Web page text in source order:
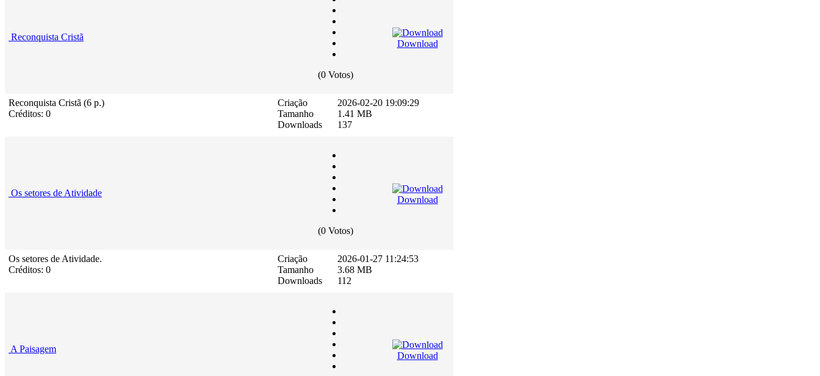
Reconquista Cristã
(0 Votos)
Download
Reconquista Cristã (6 p.)
Créditos: 0
Criação
Tamanho
Downloads
2026-02-20 19:09:29
1.41 MB
137
Os setores de Atividade
(0 Votos)
Download
Os setores de Atividade.
Créditos: 0
Criação
Tamanho
Downloads
2026-01-27 11:24:53
3.68 MB
112
A Paisagem
Download